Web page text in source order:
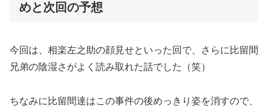
めと次回の予想
今回は、相楽左之助の顔見せといった回で、さらに比留間
兄弟の陰湿さがよく読み取れた話でした（笑）
ちなみに比留間達はこの事件の後めっきり姿を消すので、